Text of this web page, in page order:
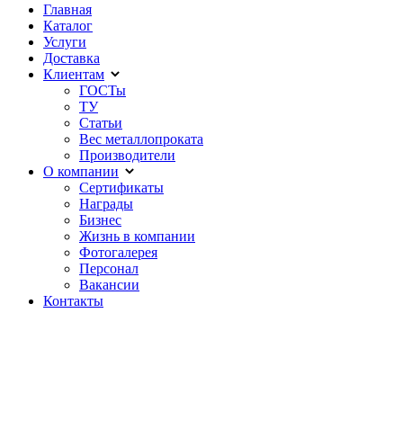
Главная
Каталог
Услуги
Доставка
Клиентам
ГОСТы
ТУ
Статьи
Вес металлопроката
Производители
О компании
Сертификаты
Награды
Бизнес
Жизнь в компании
Фотогалерея
Персонал
Вакансии
Контакты